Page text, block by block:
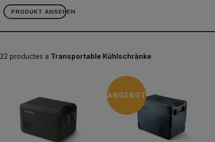
PRODUKT ANSEHEN
22 productes a Transportable Kühlschränke
ANGEBOT